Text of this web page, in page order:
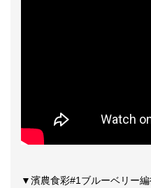
▼濱農食彩#1ブルーベリー